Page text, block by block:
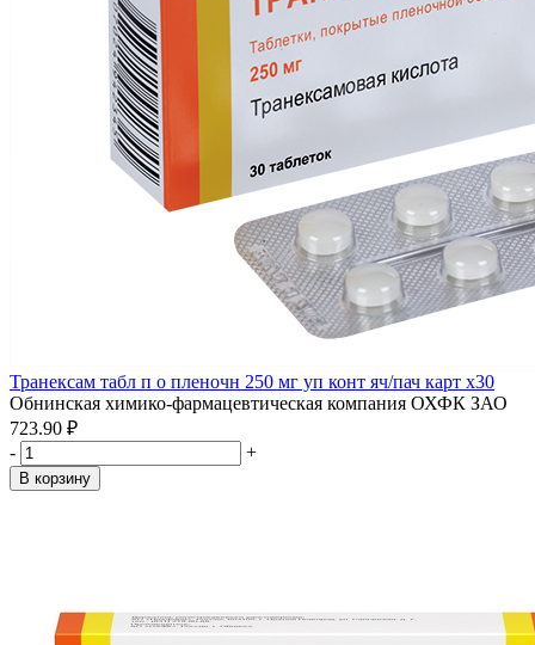
Транексам табл п о пленочн 250 мг уп конт яч/пач карт x30
Обнинская химико-фармацевтическая компания ОХФК ЗАО
723.90 ₽
-
+
В корзину